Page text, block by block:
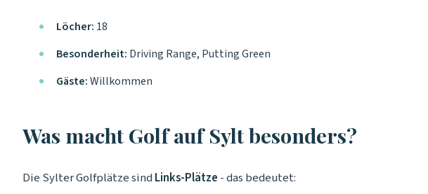
Löcher: 18
Besonderheit: Driving Range, Putting Green
Gäste:Willkommen
Was macht Golf auf Sylt besonders?
Die Sylter Golfplätze sindLinks-Plätze - das bedeutet: